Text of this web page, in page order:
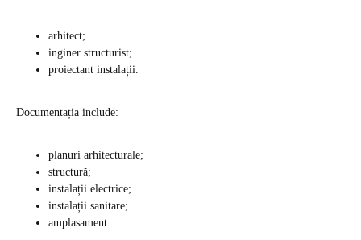
arhitect;
inginer structurist;
proiectant instalații.
Documentația include:
planuri arhitecturale;
structură;
instalații electrice;
instalații sanitare;
amplasament.